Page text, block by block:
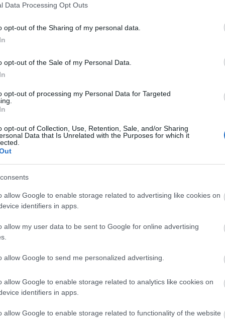
Data Processing Opt Outs
opt-out of the Sharing of my personal data.
opt-out of the Sale of my Personal Data.
opt-out of processing my Personal Data for Targeted
opt-out of Collection, Use, Retention, Sale, and/or Sharing
Data that Is Unrelated with the Purposes for which it
allow Google to enable storage related to advertising like cookies on
identifiers in apps.
allow my user data to be sent to Google for online advertising
allow Google to send me personalized advertising.
allow Google to enable storage related to analytics like cookies on
identifiers in apps.
allow Google to enable storage related to functionality of the website
όλες τις σημαντικές ειδήσεις.
το proson.gr στα αποτελέσματα αναζήτησης
Ειδήσεις
γραπτός διαγωνισμός - Μόνιμοι στο υπουργείο
μισθός: Σενάριο για αύξηση στα 1.000 ευρώ
315 μόνιμοι στο Δημόσιο - Στις 1.102 οι
θέσεις εργασίας στο Δημόσιο (χωρίς